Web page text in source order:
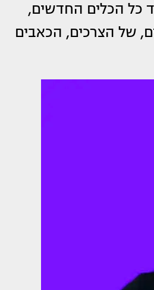
כל הכלים החדשים,
של הצרכים, הכאבים